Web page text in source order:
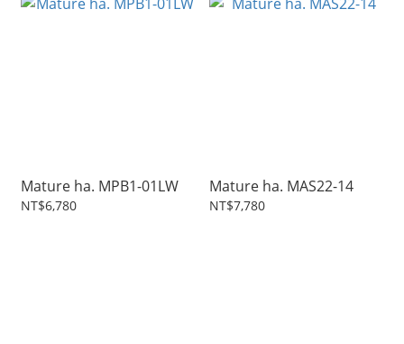
Mature ha. MPB1-01LW
NT$6,780
Mature ha. MAS22-14
NT$7,780